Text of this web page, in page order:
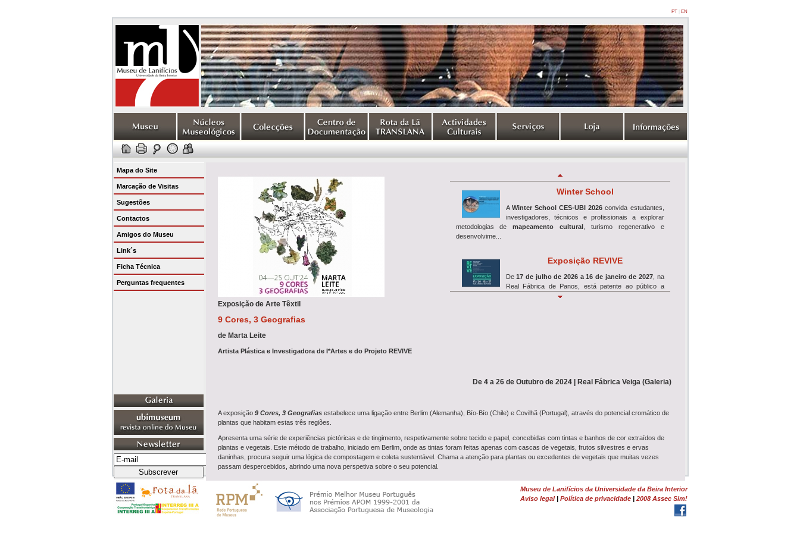
PT| EN
Mapa do Site
Marcação de Visitas
Sugestões
Contactos
Amigos do Museu
Link´s
Ficha Técnica
Perguntas frequentes
Winter School
A Winter School CES-UBI 2026 convida estudantes,
investigadores, técnicos e profissionais a explorar
metodologias demapeamento cultural , turismo regenerativo e
desenvolvime...
Exposição REVIVE
De17 de julho de 2026 a 16 de janeiro de 2027, na
Real Fábrica de Panos, está patente ao público a
Wool É Cool
Farrapeiros com aOficina de Rodilhas: Entre Farrapos e Memórias<...
Tosquia e Feltragem
UmaDemonstração de Tosquia eOficina de
Exposição de Arte Têxtil
9 Cores, 3 Geografias
de Marta Leite
Artista Plástica e Investigadora de I*Artes e do Projeto REVIVE
De 4 a 26 de Outubro de 2024 | Real Fábrica Veiga (Galeria)
A exposição9 Cores, 3 Geografiasestabelece uma ligação entre Berlim (Alemanha), Bío-Bío (Chile) e Covilhã (Portugal), através do potencial cromático de
plantas que habitam estas três regiões.
Apresenta uma série de experiências pictóricas e de tingimento, respetivamente sobre tecido e papel, concebidas com tintas e banhos de cor extraídos de
plantas e vegetais. Este método de trabalho, iniciado em Berlim, onde as tintas foram feitas apenas com cascas de vegetais, frutos silvestres e ervas
daninhas, procura seguir uma lógica de compostagem e coleta sustentável. Chama a atenção para plantas ou excedentes de vegetais que muitas vezes
passam despercebidos, abrindo uma nova perspetiva sobre o seu potencial.
Em Berlim, os territórios apresentados são zonas urbanas cobertas de plantas espontâneas. No caso de Bío-Bío, as plantas remetem para as tradições de
tinturaria ancestrais ainda vigentes e em risco devido às empresas florestais que afetam a flora autóctone. Na Covilhã, procedeu-se ao mapeamento
cromático da ribeira da Goldra, aludindo à identidade têxtil da região.
Em9 Cores, 3 Geografias
Museu de Lanifícios da Universidade da Beira Interior
Aviso legal | Política de privacidade | 2008 Assec Sim!